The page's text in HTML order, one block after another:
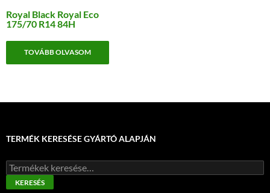
Royal Black Royal Eco
175/70 R14 84H
TOVÁBB OLVASOM
TERMÉK KERESÉSE GYÁRTÓ ALAPJÁN
Keresés
a
következőre:
KERESÉS